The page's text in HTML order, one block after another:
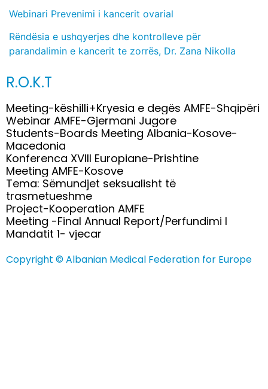
Webinari Prevenimi i kancerit ovarial
Rëndësia e ushqyerjes dhe kontrolleve për
parandalimin e kancerit te zorrës, Dr. Zana Nikolla
R.O.K.T
Meeting-këshilli+Kryesia e degës AMFE-Shqipëri
Webinar AMFE-Gjermani Jugore
Students-Boards Meeting Albania-Kosove-
Macedonia
Konferenca XVIII Europiane-Prishtine
Meeting AMFE-Kosove
Tema: Sëmundjet seksualisht të
trasmetueshme
Project-Kooperation AMFE
Meeting -Final Annual Report/Perfundimi I
Mandatit 1- vjecar
Copyright © Albanian Medical Federation for Europe